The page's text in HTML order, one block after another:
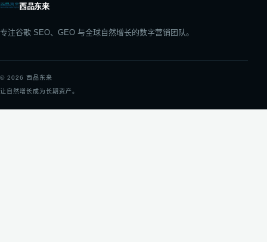
西品东来
专注谷歌 SEO、GEO 与全球自然增长的数字营销团队。
© 2026 西品东来
让自然增长成为长期资产。